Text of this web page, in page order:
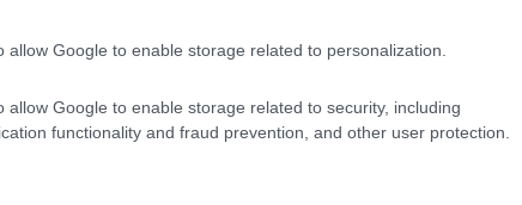
allow Google to enable storage related to personalization.
allow Google to enable storage related to security, including
functionality and fraud prevention, and other user protection.
colpisca in maniera particolare il comparto del
si affiancano competenze relazionali,
accogliere, raccontare il territorio e valorizzarlo –